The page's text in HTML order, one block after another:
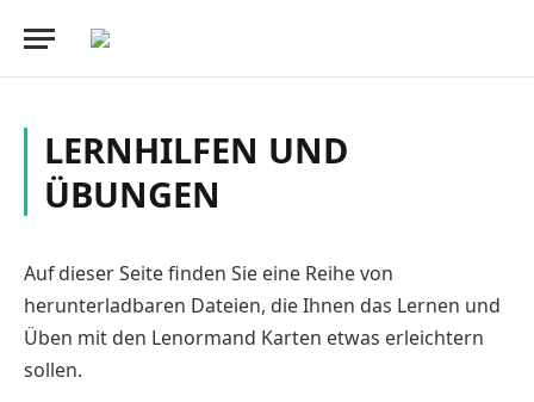
LERNHILFEN UND
ÜBUNGEN
Auf dieser Seite finden Sie eine Reihe von
herunterladbaren Dateien, die Ihnen das Lernen und
Üben mit den Lenormand Karten etwas erleichtern
sollen.